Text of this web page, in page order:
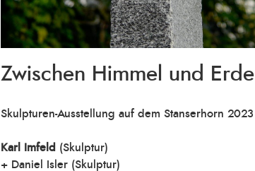
Zwischen Himmel und Erde
Skulpturen-Ausstellung auf dem Stanserhorn 2023
Karl Imfeld (Skulptur)
+ Daniel Isler (Skulptur)